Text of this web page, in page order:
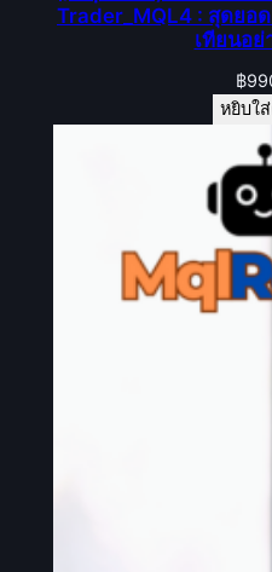
Trader_MQL4 : สุดยอ
เทียนอย่
฿
หยิบใ